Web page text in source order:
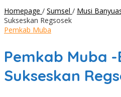
Homepage / Sumsel / Musi
Sukseskan Regsosek
Pemkab Muba
Pemkab Muba -
Sukseskan